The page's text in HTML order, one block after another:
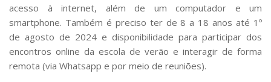
acesso à internet, além de um computador e um
smartphone. Também é preciso ter de 8 a 18 anos até 1º
de agosto de 2024 e disponibilidade para participar dos
encontros online da escola de verão e interagir de forma
remota (via Whatsapp e por meio de reuniões).